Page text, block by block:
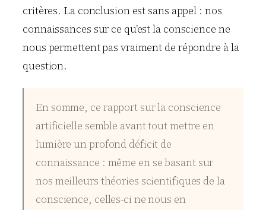
critères. La conclusion est sans appel : nos
connaissances sur ce qu’est la conscience ne
nous permettent pas vraiment de répondre à la
question.
En somme, ce rapport sur la conscience
artificielle semble avant tout mettre en
lumière un profond déficit de
connaissance : même en se basant sur
nos meilleurs théories scientifiques de la
conscience, celles-ci ne nous en